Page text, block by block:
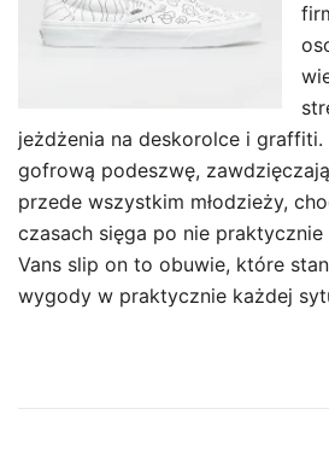
jeżdżenia na deskorolce i graffiti.
gofrową podeszwę,
przede wszystkim młodzieży,
czasach sięga po nie
Vans slip on to obuwie, które
wygody w praktycznie każdej